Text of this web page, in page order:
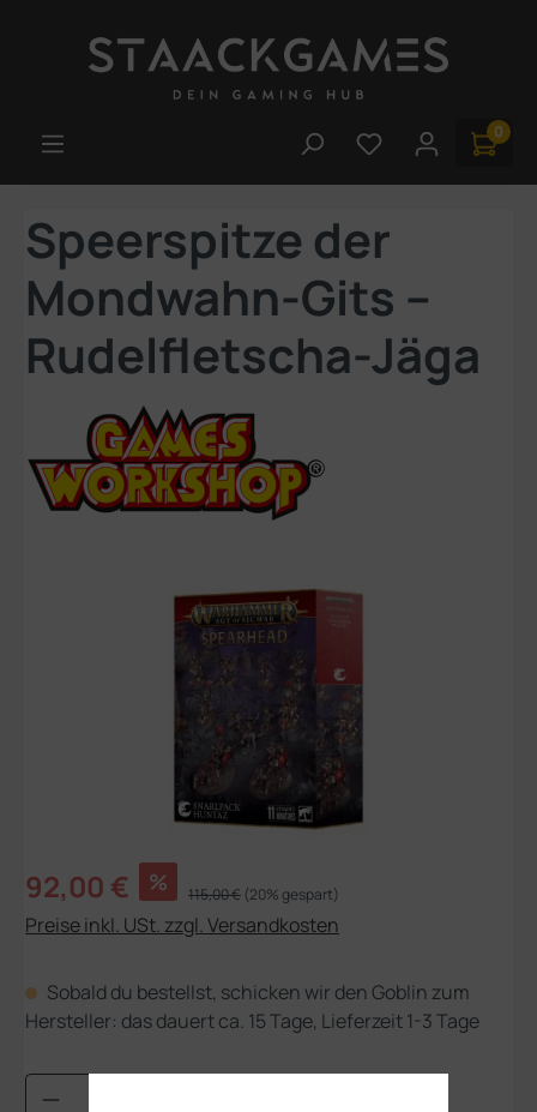
Du hast 0 0
Speerspitze der
Mondwahn-Gits –
Rudelfletscha-Jäga
Bildergalerie überspringen
Verkaufspreis:
92,00 € % Regulärer Preis:
115,00 € (20% gespart)
Preise inkl. USt. zzgl. Versandkosten
Sobald du bestellst, schicken wir den Goblin zum
Hersteller: das dauert ca. 15 Tage, Lieferzeit 1-3 Tage
Produkt Anzahl: Gib den gewünschten